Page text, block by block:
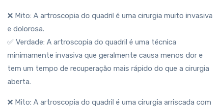
❌ Mito: A artroscopia do quadril é uma cirurgia muito invasiva
e dolorosa.
✅ Verdade: A artroscopia do quadril é uma técnica
minimamente invasiva que geralmente causa menos dor e
tem um tempo de recuperação mais rápido do que a cirurgia
aberta.
❌ Mito: A artroscopia do quadril é uma cirurgia arriscada com